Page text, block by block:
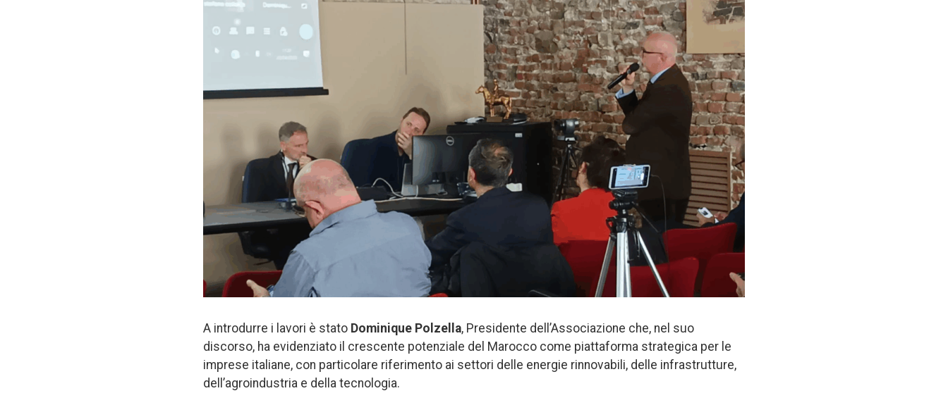
A introdurre i lavori è stato Dominique Polzella, Presidente dell’Associazione che, nel suo
discorso, ha evidenziato il crescente potenziale del Marocco come piattaforma strategica per le
imprese italiane, con particolare riferimento ai settori delle energie rinnovabili, delle infrastrutture,
dell’agroindustria e della tecnologia.